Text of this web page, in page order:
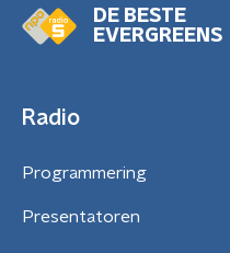
DE BESTE
EVERGREENS
Radio
Programmering
Presentatoren